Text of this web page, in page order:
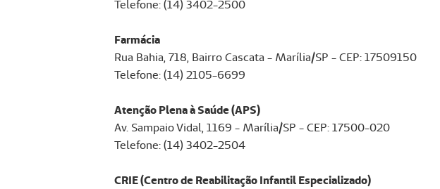
Telefone: (14) 3402-2500
Farmácia
Rua Bahia, 718, Bairro Cascata - Marília/SP - CEP: 17509150
Telefone: (14) 2105-6699
Atenção Plena à Saúde (APS)
Av. Sampaio Vidal, 1169 - Marília/SP - CEP: 17500-020
Telefone: (14) 3402-2504
CRIE (Centro de Reabilitação Infantil Especializado)